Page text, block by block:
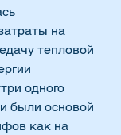
на
тепловой
одного
были основой
как на